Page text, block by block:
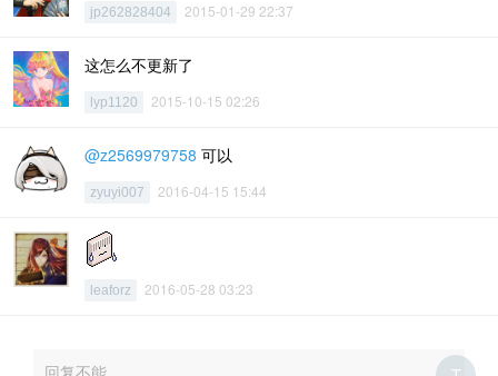
jp262828404 2015-01-29 22:37
这怎么不更新了
lyp1120 2015-10-15 02:26
@z2569979758 可以
zyuyi007 2016-04-15 15:44
leaforz 2016-05-28 03:23
回复不能